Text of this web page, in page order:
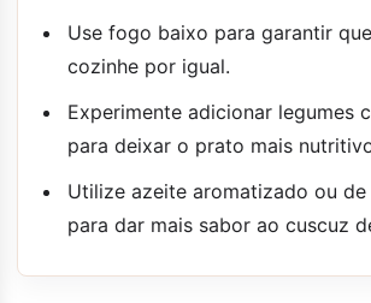
Use fogo baixo para garantir
cozinhe por igual.
Experimente adicionar legumes
para deixar o prato mais
Utilize azeite aromatizado ou de
para dar mais sabor ao cuscuz